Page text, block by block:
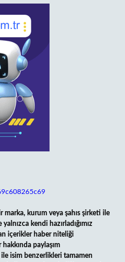
marka, kurum veya şahıs şirketi ile
kendi hazırladığımız
içerikler haber niteliği
paylaşım
isim benzerlikleri tamamen